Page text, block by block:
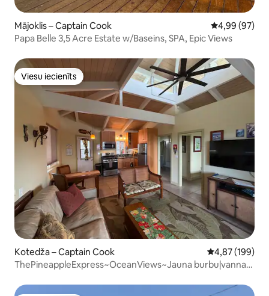
Mājoklis – Captain Cook Vidējais
4,99 (97)
Papa Belle 3,5 Acre Estate w/Baseins, SPA, Epic Views
Viesu iecienīts
Viesu iecienīts
Kotedža – Captain Cook Vidējais
4,87 (199)
ThePineappleExpress~OceanViews~Jauna burbuļvanna